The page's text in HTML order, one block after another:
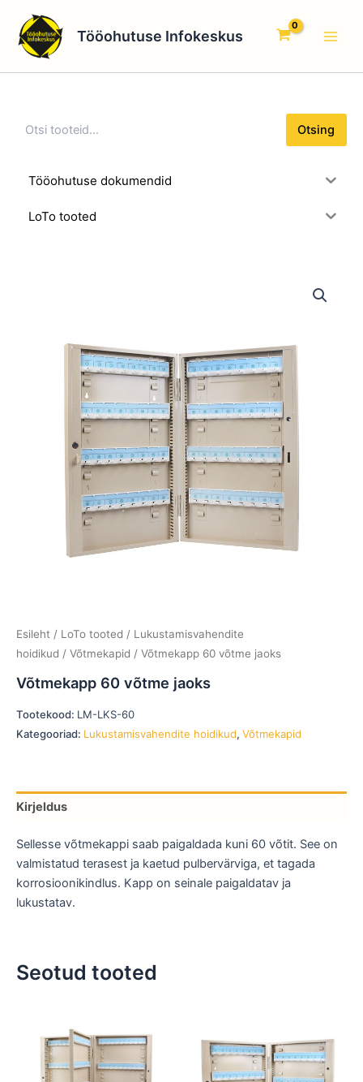
content
Tööohutuse Infokeskus
s
n
Otsing
Tööohutuse dokumendid
LoTo tooted
Esileht / LoTo tooted / Lukustamisvahendite
hoidikud / Võtmekapid / Võtmekapp 60 võtme jaoks
Võtmekapp 60 võtme jaoks
Tootekood: LM-LKS-60
Kategooriad: Lukustamisvahendite hoidikud, Võtmekapid
Kirjeldus
Sellesse võtmekappi saab paigaldada kuni 60 võtit. See on
valmistatud terasest ja kaetud pulbervärviga, et tagada
korrosioonikindlus. Kapp on seinale paigaldatav ja
lukustatav.
Seotud tooted